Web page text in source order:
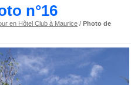
n°16
en Hôtel Club à Maurice /Photo de